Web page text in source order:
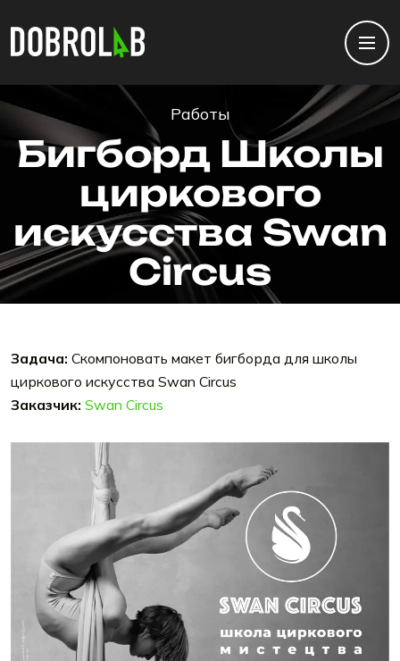
Работы
Бигборд Школы
циркового
искусства Swan
Circus
Задача: Скомпоновать макет бигборда для школы
циркового искусства Swan Circus
Заказчик: Swan Circus